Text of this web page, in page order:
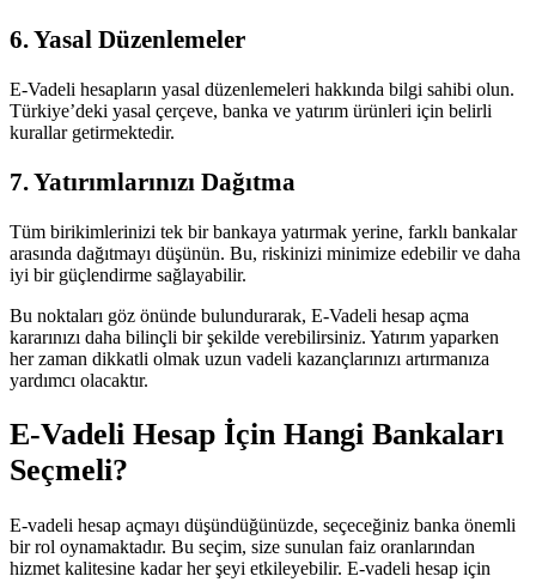
6. Yasal Düzenlemeler
E-Vadeli hesapların yasal düzenlemeleri hakkında bilgi sahibi olun.
Türkiye’deki yasal çerçeve, banka ve yatırım ürünleri için belirli
kurallar getirmektedir.
7. Yatırımlarınızı Dağıtma
Tüm birikimlerinizi tek bir bankaya yatırmak yerine, farklı bankalar
arasında dağıtmayı düşünün. Bu, riskinizi minimize edebilir ve daha
iyi bir güçlendirme sağlayabilir.
Bu noktaları göz önünde bulundurarak, E-Vadeli hesap açma
kararınızı daha bilinçli bir şekilde verebilirsiniz. Yatırım yaparken
her zaman dikkatli olmak uzun vadeli kazançlarınızı artırmanıza
yardımcı olacaktır.
E-Vadeli Hesap İçin Hangi Bankaları
Seçmeli?
E-vadeli hesap açmayı düşündüğünüzde, seçeceğiniz banka önemli
bir rol oynamaktadır. Bu seçim, size sunulan faiz oranlarından
hizmet kalitesine kadar her şeyi etkileyebilir. E-vadeli hesap için